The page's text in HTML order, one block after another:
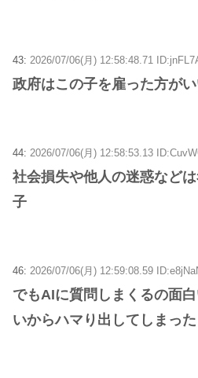
43: 2026/07/06(月) 12:58:48.71
政府はこの子を雇った方が
44: 2026/07/06(月) 12:58:53.13
社会損失や他人の迷惑など
子
46: 2026/07/06(月) 12:59:08.59
でもAIに質問しまくるの面
いからハマり出してしまった